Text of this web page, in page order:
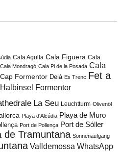
Cala Agulla Cala Figuera Cala
Cala Mondragó Cala Pi de la Posada Cala
Cap Formentor Deià Es Trenc Fet a
Halbinsel Formentor
La Seu Leuchtturm Olivenöl
Playa d'Alcúdia Playa de Muro
Port de Pollença Port de Sóller
de Tramuntana Sonnenaufgang
Valldemossa WhatsApp